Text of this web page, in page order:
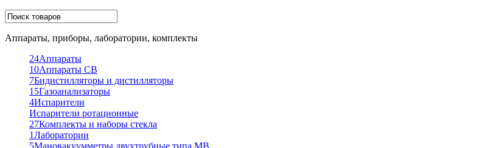
Аппараты, приборы, лаборатории, комплекты
24Аппараты
10Аппараты СВ
7Бидистилляторы и дистилляторы
15Газоанализаторы
4Испарители
Испарители ротационные
27Комплекты и наборы стекла
1Лаборатории
5Мановакуумметры двухтрубные типа МВ